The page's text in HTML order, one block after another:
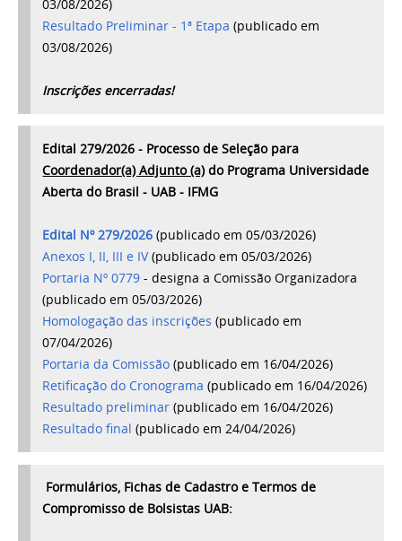
03/08/2026)
Resultado Preliminar - 1ª Etapa (publicado em
03/08/2026)
Inscrições encerradas!
Edital 279/2026 - Processo de Seleção para
Coordenador(a) Adjunto (a)do Programa Universidade
Aberta do Brasil - UAB - IFMG
Edital Nº 279/2026 (publicado em 05/03/2026)
Anexos I, II, III e IV (publicado em 05/03/2026)
Portaria Nº 0779 - designa a Comissão Organizadora
(publicado em 05/03/2026)
Homologação das inscrições (publicado em
07/04/2026)
Portaria da Comissão (publicado em 16/04/2026)
Retificação do Cronograma (publicado em 16/04/2026)
Resultado preliminar (publicado em 16/04/2026)
Resultado final (publicado em 24/04/2026)
Formulários, Fichas de Cadastro e Termos de
Compromisso de Bolsistas UAB: